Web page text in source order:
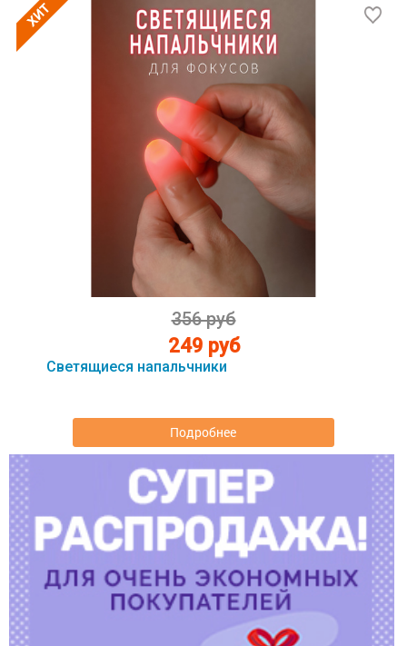
356 руб
249 руб
Светящиеся напальчники
Подробнее